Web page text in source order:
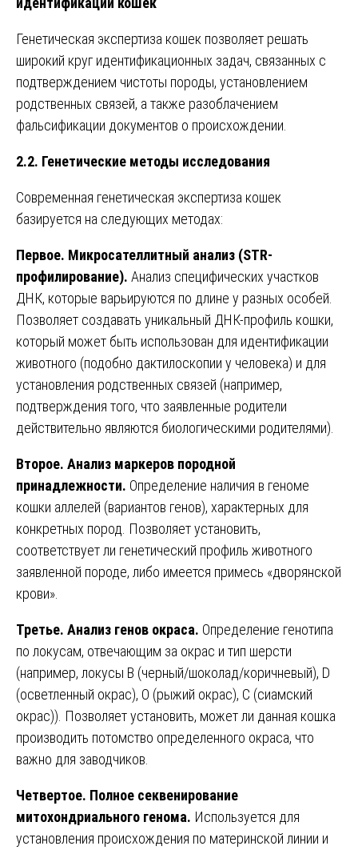
Генетическая экспертиза кошек позволяет решать
широкий круг идентификационных задач, связанных с
подтверждением чистоты породы, установлением
родственных связей, а также разоблачением
фальсификации документов о происхождении.
2.2. Генетические методы исследования
Современная генетическая экспертиза кошек
базируется на следующих методах:
Первое. Микросателлитный анализ (STR-
профилирование). Анализ специфических участков
ДНК, которые варьируются по длине у разных особей.
Позволяет создавать уникальный ДНК-профиль кошки,
который может быть использован для идентификации
животного (подобно дактилоскопии у человека) и для
установления родственных связей (например,
подтверждения того, что заявленные родители
действительно являются биологическими родителями).
Второе. Анализ маркеров породной
принадлежности. Определение наличия в геноме
кошки аллелей (вариантов генов), характерных для
конкретных пород. Позволяет установить,
соответствует ли генетический профиль животного
заявленной породе, либо имеется примесь «дворянской
крови».
Третье. Анализ генов окраса. Определение генотипа
по локусам, отвечающим за окрас и тип шерсти
(например, локусы B (черный/шоколад/коричневый), D
(осветленный окрас), O (рыжий окрас), C (сиамский
окрас)). Позволяет установить, может ли данная кошка
производить потомство определенного окраса, что
важно для заводчиков.
Четвертое. Полное секвенирование
митохондриального генома. Используется для
установления происхождения по материнской линии и